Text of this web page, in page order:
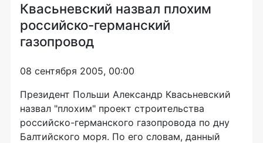
Квасьневский назвал плохим
российско-германский
газопровод
08 сентября 2005, 00:00
Президент Польши Александр Квасьневский
назвал "плохим" проект строительства
российско-германского газопровода по дну
Балтийского моря. По его словам, данный